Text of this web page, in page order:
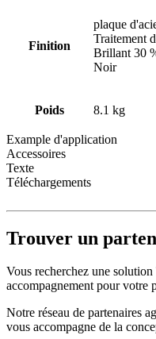
Finition
plaque
Traitement
Brillant 30
Noir
Poids 8.1 kg
Example d'application
Accessoires
Texte
Téléchargements
Trouver un
Vous recherchez une
accompagnement pour votre
Notre réseau de partenaires
vous accompagne de la